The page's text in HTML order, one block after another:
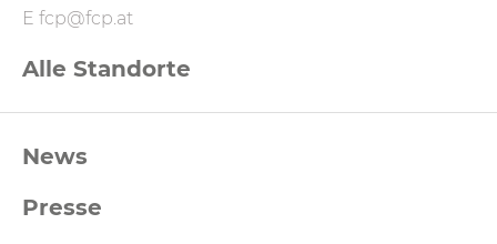
E fcp@fcp.at
Alle Standorte
Footernavigation
News
Presse